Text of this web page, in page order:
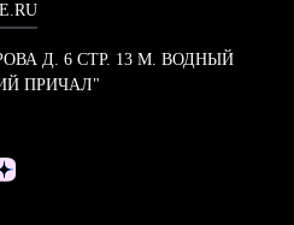
Д. 6 СТР. 13 М. ВОДНЫЙ
ПРИЧАЛ"